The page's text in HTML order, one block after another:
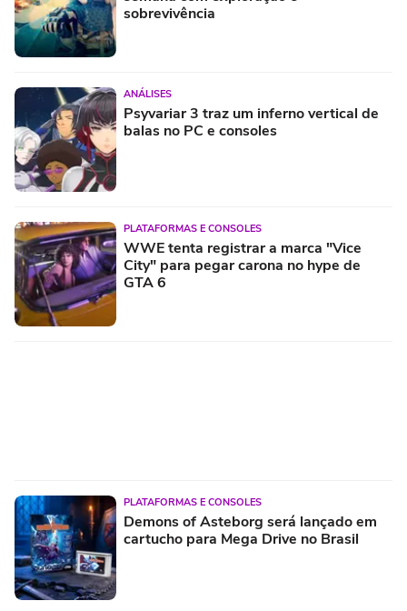
sobrevivência
ANÁLISES
Psyvariar 3 traz um inferno vertical de
balas no PC e consoles
PLATAFORMAS E CONSOLES
WWE tenta registrar a marca "Vice
City" para pegar carona no hype de
GTA 6
PLATAFORMAS E CONSOLES
Demons of Asteborg será lançado em
cartucho para Mega Drive no Brasil